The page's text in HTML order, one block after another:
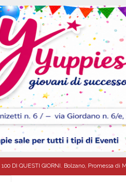
100 DI QUESTI GIORNI. Bolzano, Promessa